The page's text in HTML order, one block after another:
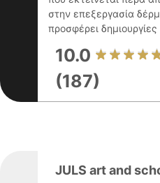
στην επεξεργασία
προσφέρει δημιουργίες
10.0
(187)
JULS art and